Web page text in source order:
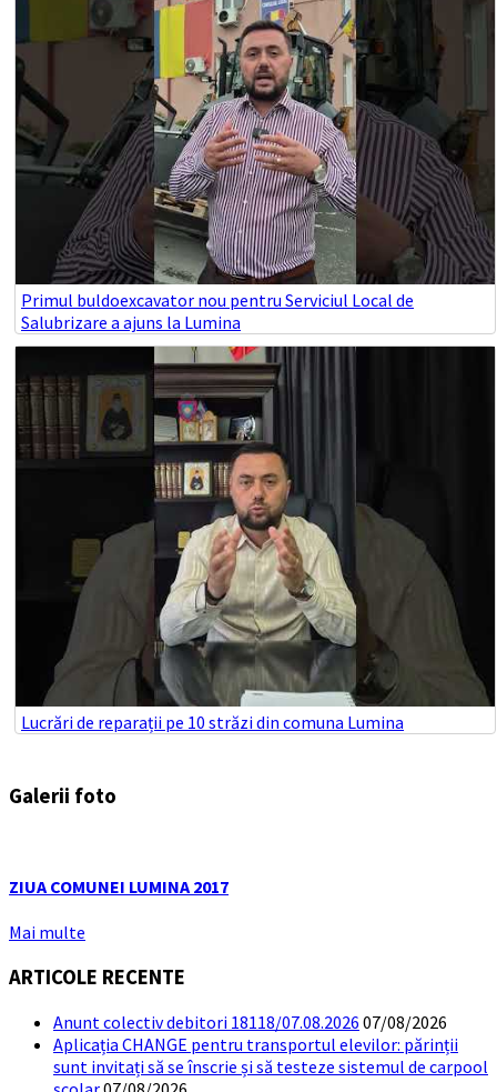
Primul buldoexcavator nou pentru Serviciul Local de
Salubrizare a ajuns la Lumina
Lucrări de reparații pe 10 străzi din comuna Lumina
Galerii foto
ZIUA COMUNEI LUMINA 2017
Mai multe
ARTICOLE RECENTE
Anunt colectiv debitori 18118/07.08.2026 07/08/2026
Aplicația CHANGE pentru transportul elevilor: părinții
sunt invitați să se înscrie și să testeze sistemul de carpool